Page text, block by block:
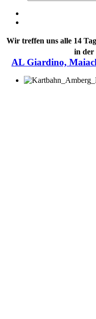
Wir treffen uns alle 14
in der
AL Giardino,